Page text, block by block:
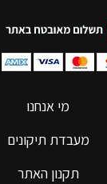
מי אנחנו
מעבדת תיקונים
תקנון האתר